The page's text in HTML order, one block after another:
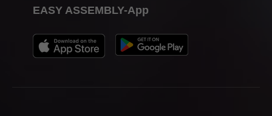
EASY ASSEMBLY-App